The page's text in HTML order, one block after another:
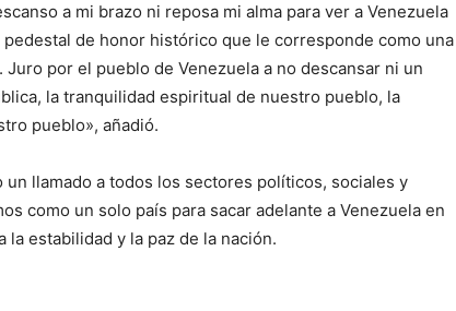
a mi brazo ni reposa mi alma para ver a Venezuela
de honor histórico que le corresponde como una
por el pueblo de Venezuela a no descansar ni un
la tranquilidad espiritual de nuestro pueblo, la
pueblo», añadió.
llamado a todos los sectores políticos, sociales y
como un solo país para sacar adelante a Venezuela en
estabilidad y la paz de la nación.